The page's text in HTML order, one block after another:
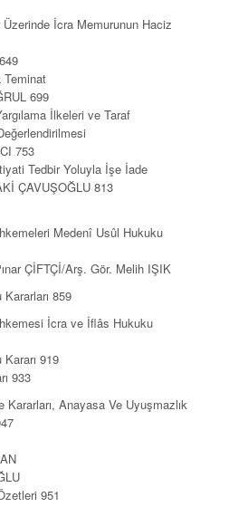
İcra Memurunun Haciz
Teminat
699
İlkeleri ve Taraf
753
Tedbir Yoluyla İşe İade
ÇAVUŞOĞLU 813
Medenî Usûl Hukuku
ÇİFTÇİ/Arş. Gör. Melih IŞIK
859
İcra ve İflâs Hukuku
919
933
Anayasa Ve Uyuşmazlık
951